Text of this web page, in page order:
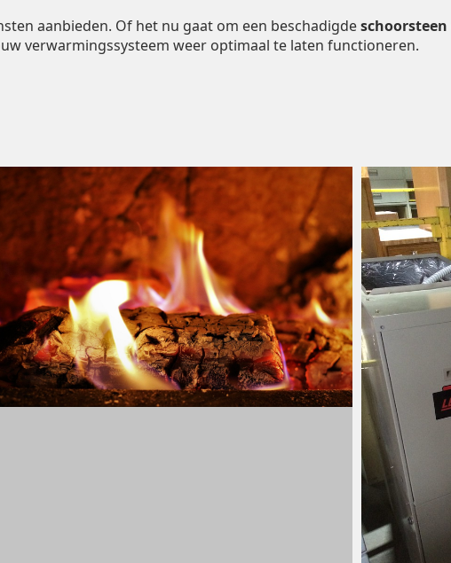
aanbieden. Of het nu gaat om een beschadigdeschoorsteen
verwarmingssysteem weer optimaal te laten functioneren.